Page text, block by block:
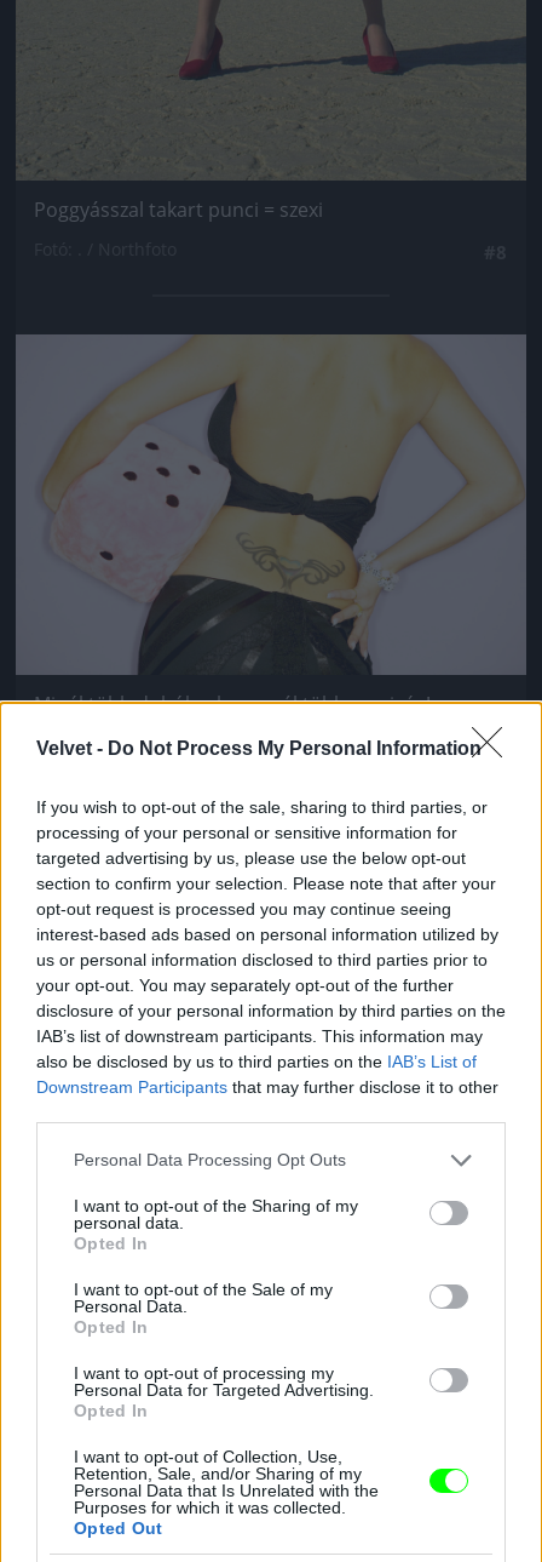
Velvet - Do Not Process My Personal Information
If you wish to opt-out of the sale, sharing to third parties, or
processing of your personal or sensitive information for
targeted advertising by us, please use the below opt-out
section to confirm your selection. Please note that after your
opt-out request is processed you may continue seeing
interest-based ads based on personal information utilized by
us or personal information disclosed to third parties prior to
your opt-out. You may separately opt-out of the further
disclosure of your personal information by third parties on the
IAB’s list of downstream participants. This information may
also be disclosed by us to third parties on the IAB’s List of
Downstream Participants that may further disclose it to other
Please note that this website/app uses one or more Google
not limited to your visit or usage behaviour. You may click to
grant or deny consent to Google and its third-party tags to
use your data for below specified purposes in below Google
consent section.
Personal Data Processing Opt Outs
I want to opt-out of the Sharing of my
personal data.
Opted In
I want to opt-out of the Sale of my
Personal Data.
Opted In
I want to opt-out of processing my
Personal Data for Targeted Advertising.
Opted In
I want to opt-out of Collection, Use,
Retention, Sale, and/or Sharing of my
Personal Data that Is Unrelated with the
Purposes for which it was collected.
Opted Out
Poggyásszal takart punci = szexi
Minél több dobókocka, annál több szexiség!
Jön még kép!